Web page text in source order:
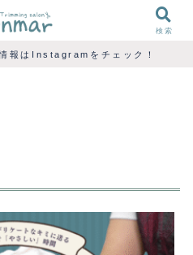
報はInstagramをチェック！
検索